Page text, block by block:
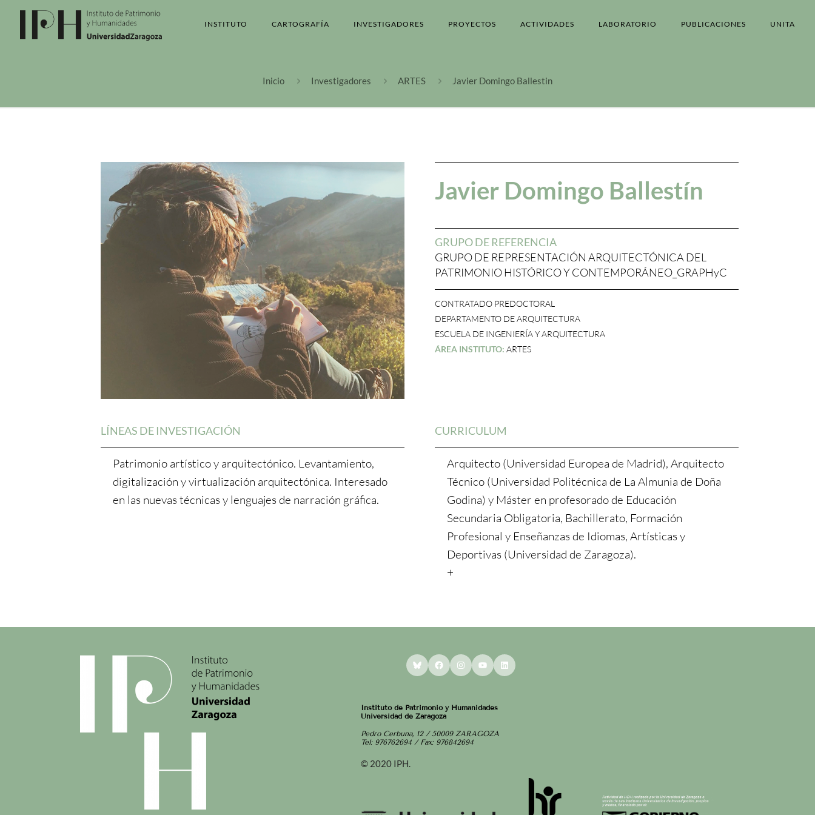
INSTITUTO CARTOGRAFÍA INVESTIGADORES PROYECTOS ACTIVIDADES LABORATORIO PUBLICACIONES UNITA
Inicio Investigadores ARTES Javier Domingo Ballestin
Javier Domingo Ballestín
GRUPO DE REFERENCIA
GRUPO DE REPRESENTACIÓN ARQUITECTÓNICA DEL
PATRIMONIO HISTÓRICO Y CONTEMPORÁNEO_GRAPHyC
CONTRATADO PREDOCTORAL
DEPARTAMENTO DE ARQUITECTURA
ESCUELA DE INGENIERÍA Y ARQUITECTURA
ÁREA INSTITUTO: ARTES
LÍNEAS DE INVESTIGACIÓN
Patrimonio artístico y arquitectónico. Levantamiento,
digitalización y virtualización arquitectónica. Interesado
en las nuevas técnicas y lenguajes de narración gráfica.
CURRICULUM
Arquitecto (Universidad Europea de Madrid), Arquitecto
Técnico (Universidad Politécnica de La Almunia de Doña
Godina) y Máster en profesorado de Educación
Secundaria Obligatoria, Bachillerato, Formación
Profesional y Enseñanzas de Idiomas, Artísticas y
Deportivas (Universidad de Zaragoza).
+
BlueskyFacebookInstagram
YouTubeLinkedIn
Instituto de Patrimonio y Humanidades
Universidad de Zaragoza
Pedro Cerbuna, 12 / 50009 ZARAGOZA
Tel: 976762694 / Fax: 976842694
© 2020 IPH.